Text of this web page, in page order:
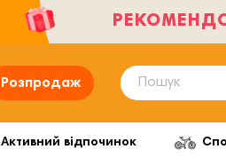
Розпродаж
Активний відпочинок